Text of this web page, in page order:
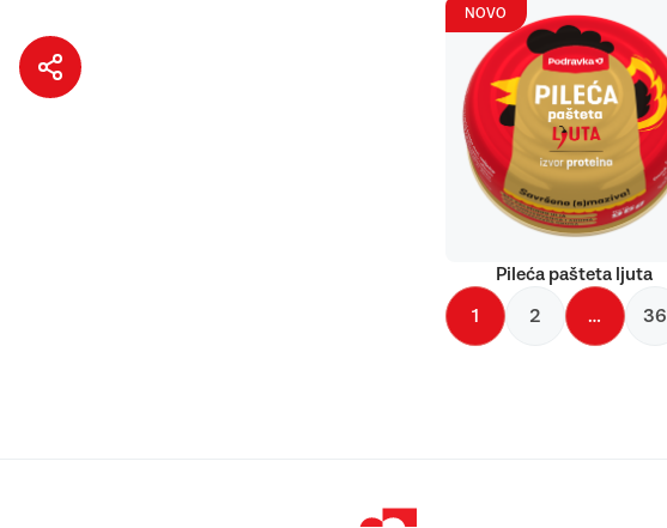
NOVO
Pileća pašteta ljuta
1 2 … 36